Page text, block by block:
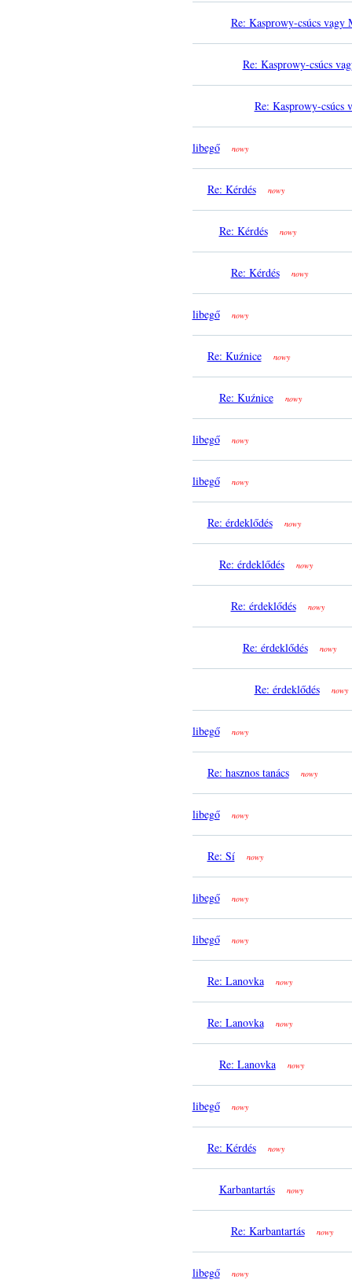
Re: Kasprowy-csúcs vagy
Re: Kasprowy-csúcs
Re: Kasprowy-csúcs
libegő nowy
Re: Kérdés nowy
Re: Kérdés nowy
Re: Kérdés nowy
libegő nowy
Re: Kuźnice nowy
Re: Kuźnice nowy
libegő nowy
libegő nowy
Re: érdeklődés nowy
Re: érdeklődés nowy
Re: érdeklődés nowy
Re: érdeklődés nowy
Re: érdeklődés nowy
libegő nowy
Re: hasznos tanács nowy
libegő nowy
Re: Sí nowy
libegő nowy
libegő nowy
Re: Lanovka nowy
Re: Lanovka nowy
Re: Lanovka nowy
libegő nowy
Re: Kérdés nowy
Karbantartás nowy
Re: Karbantartás nowy
libegő nowy